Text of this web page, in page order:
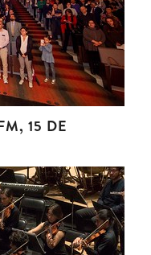
15 DE